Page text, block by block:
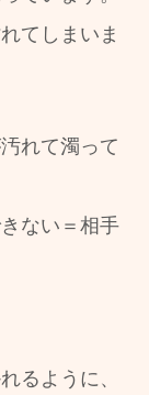
てしまいま
れて濁って
ない＝相手
るように、